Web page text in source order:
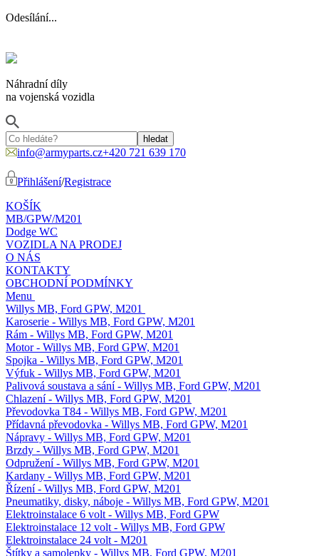
Odesílání...
Náhradní díly
na vojenská vozidla
info@armyparts.cz+420 721 639 170
Přihlášení/Registrace
KOŠÍK
MB/GPW/M201
Dodge WC
VOZIDLA NA PRODEJ
O NÁS
KONTAKTY
OBCHODNÍ PODMÍNKY
Menu
Willys MB, Ford GPW, M201
Karoserie - Willys MB, Ford GPW, M201
Rám - Willys MB, Ford GPW, M201
Motor - Willys MB, Ford GPW, M201
Spojka - Willys MB, Ford GPW, M201
Výfuk - Willys MB, Ford GPW, M201
Palivová soustava a sání - Willys MB, Ford GPW, M201
Chlazení - Willys MB, Ford GPW, M201
Převodovka T84 - Willys MB, Ford GPW, M201
Přídavná převodovka - Willys MB, Ford GPW, M201
Nápravy - Willys MB, Ford GPW, M201
Brzdy - Willys MB, Ford GPW, M201
Odpružení - Willys MB, Ford GPW, M201
Kardany - Willys MB, Ford GPW, M201
Řízení - Willys MB, Ford GPW, M201
Pneumatiky, disky, náboje - Willys MB, Ford GPW, M201
Elektroinstalace 6 volt - Willys MB, Ford GPW
Elektroinstalace 12 volt - Willys MB, Ford GPW
Elektroinstalace 24 volt - M201
Štítky a samolepky - Willys MB, Ford GPW, M201